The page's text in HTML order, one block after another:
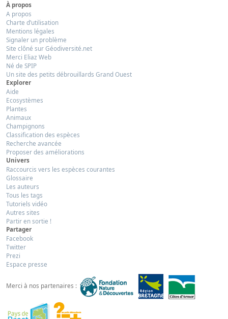
À propos
A propos
Charte d’utilisation
Mentions légales
Signaler un problème
Site clôné sur Géodiversité.net
Merci Eliaz Web
Né de SPIP
Un site des petits débrouillards Grand Ouest
Explorer
Aide
Ecosystèmes
Plantes
Animaux
Champignons
Classification des espèces
Recherche avancée
Proposer des améliorations
Univers
Raccourcis vers les espèces courantes
Glossaire
Les auteurs
Tous les tags
Tutoriels vidéo
Autres sites
Partir en sortie !
Partager
Facebook
Twitter
Prezi
Espace presse
Merci à nos partenaires :